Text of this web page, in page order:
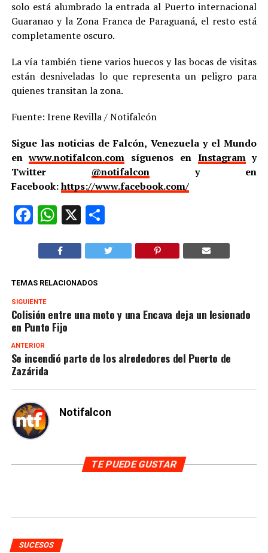
solo está alumbrado la entrada al Puerto internacional
Guaranao y la Zona Franca de Paraguaná, el resto está
completamente oscuro.
La vía también tiene varios huecos y las bocas de visitas
están desniveladas lo que representa un peligro para
quienes transitan la zona.
Fuente: Irene Revilla / Notifalcón
Sigue las noticias de Falcón, Venezuela y el Mundo
enwww.notifalcon.com síguenos en Instagramy
Twitter @notifalcony en
Facebook:https://www.facebook.com/
Facebook
WhatsApp
X Compartir
TEMAS RELACIONADOS
SIGUIENTE
Colisión entre una moto y una Encava deja un lesionado
en Punto Fijo
ANTERIOR
Se incendió parte de los alrededores del Puerto de
Zazárida
Notifalcon
TE PUEDE GUSTAR
SUCESOS